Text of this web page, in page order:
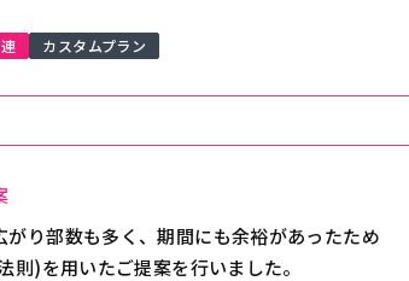
カスタムプラン
がり部数も多く、期間にも余裕があったため
則)を用いたご提案を行いました。